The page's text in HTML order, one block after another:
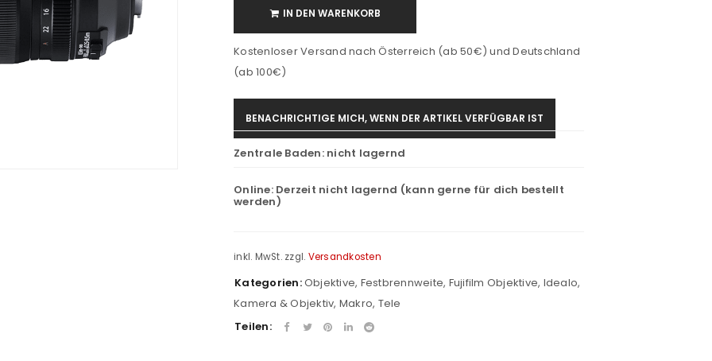
IN DEN WARENKORB
Kostenloser Versand nach Österreich (ab 50€) und Deutschland
(ab 100€)
BENACHRICHTIGE MICH, WENN DER ARTIKEL VERFÜGBAR IST
Zentrale Baden: nicht lagernd
Online: Derzeit nicht lagernd (kann gerne für dich bestellt
werden)
inkl. MwSt. zzgl. Versandkosten
Kategorien:Objektive, Festbrennweite, Fujifilm Objektive, Idealo,
Kamera & Objektiv, Makro, Tele
Teilen: